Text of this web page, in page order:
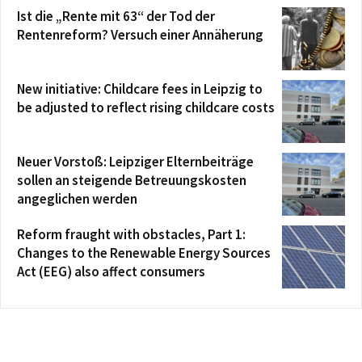
Ist die „Rente mit 63“ der Tod der
Rentenreform? Versuch einer Annäherung
New initiative: Childcare fees in Leipzig to
be adjusted to reflect rising childcare costs
Neuer Vorstoß: Leipziger Elternbeiträge
sollen an steigende Betreuungskosten
angeglichen werden
Reform fraught with obstacles, Part 1:
Changes to the Renewable Energy Sources
Act (EEG) also affect consumers